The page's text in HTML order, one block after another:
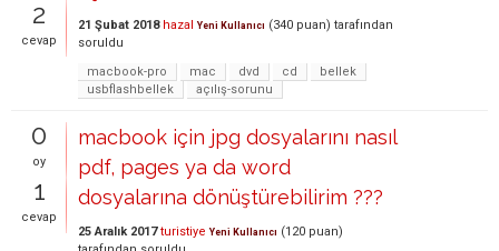
2
cevap
21 Şubat 2018 hazal Yeni Kullanıcı (340 puan) tarafından
soruldu
macbook-pro
mac dvd cd
bellek
usbflashbellek
açılış-sorunu
0
oy
1
cevap
macbook için jpg dosyalarını nasıl
pdf, pages ya da word
dosyalarına dönüştürebilirim ???
25 Aralık 2017 turistiye Yeni Kullanıcı (120 puan)